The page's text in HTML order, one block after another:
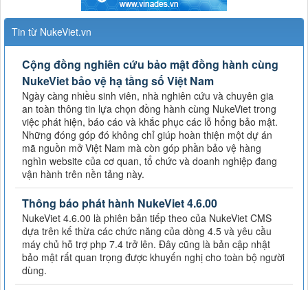
Tin từ NukeViet.vn
Cộng đồng nghiên cứu bảo mật đồng hành cùng
NukeViet bảo vệ hạ tầng số Việt Nam
Ngày càng nhiều sinh viên, nhà nghiên cứu và chuyên gia
an toàn thông tin lựa chọn đồng hành cùng NukeViet trong
việc phát hiện, báo cáo và khắc phục các lỗ hổng bảo mật.
Những đóng góp đó không chỉ giúp hoàn thiện một dự án
mã nguồn mở Việt Nam mà còn góp phần bảo vệ hàng
nghìn website của cơ quan, tổ chức và doanh nghiệp đang
vận hành trên nền tảng này.
Thông báo phát hành NukeViet 4.6.00
NukeViet 4.6.00 là phiên bản tiếp theo của NukeViet CMS
dựa trên kế thừa các chức năng của dòng 4.5 và yêu cầu
máy chủ hỗ trợ php 7.4 trở lên. Đây cũng là bản cập nhật
bảo mật rất quan trọng được khuyến nghị cho toàn bộ người
dùng.